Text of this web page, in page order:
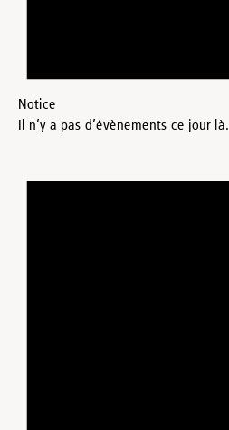
Notice
Il n’y a pas d’évènements ce jour là.